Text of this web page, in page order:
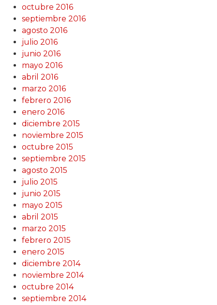
octubre 2016
septiembre 2016
agosto 2016
julio 2016
junio 2016
mayo 2016
abril 2016
marzo 2016
febrero 2016
enero 2016
diciembre 2015
noviembre 2015
octubre 2015
septiembre 2015
agosto 2015
julio 2015
junio 2015
mayo 2015
abril 2015
marzo 2015
febrero 2015
enero 2015
diciembre 2014
noviembre 2014
octubre 2014
septiembre 2014